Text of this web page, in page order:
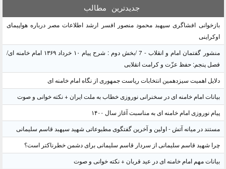
جدیدترین مطالب
بازخوانی افشاگری سپهبد محمود منصور افسر ارشد اطلاعات مصر درباره هواپیمای
اوکراینی
منشور گفتمان امام و انقلاب - 7 /بخش دوم : شرح پیام ۱۰ خرداد ۱۳۶۹ امام خامنه ای/
فصل پنجم: حفظ عزّت و کرامت انقلابی
دلایل اهمیت سیزدهمین انتخابات ریاست جمهوری از نگاه امام خامنه ای
بیانات امام خامنه ای در سخنرانی نوروزی خطاب به ملت ایران + نکته خوانی و صوت
پیام نوروزی امام خامنه ای به مناسبت آغاز سال ۱۴۰۰
مستند در میانه آتش - اولین و آخرین گفتگوی مطبوعاتی شهید سپهبد قاسم سلیمانی
چرا شهید قاسم سلیمانی از سردار قاسم سلیمانی برای دشمن خطرناکتر است؟
بیانات مهم امام خامنه ای در عید قربان + نکته خوانی و صوت